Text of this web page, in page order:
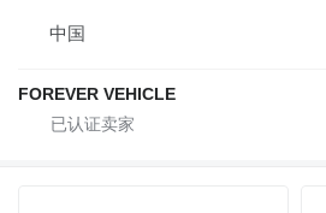
中国
FOREVER VEHICLE